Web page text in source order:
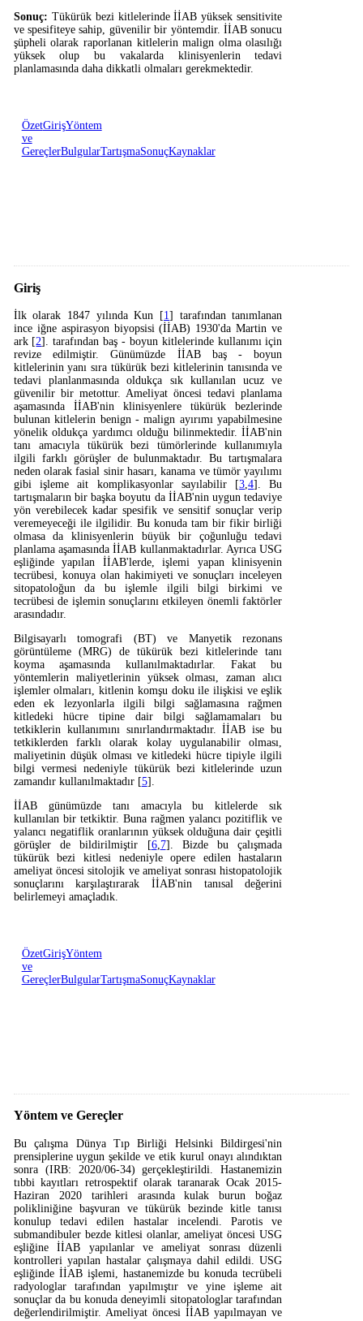
Sonuç: Tükürük bezi kitlelerinde İİAB yüksek sensitivite
ve spesifiteye sahip, güvenilir bir yöntemdir. İİAB sonucu
şüpheli olarak raporlanan kitlelerin malign olma olasılığı
yüksek olup bu vakalarda klinisyenlerin tedavi
planlamasında daha dikkatli olmaları gerekmektedir.
ÖzetGirişYöntem
ve
GereçlerBulgularTartışmaSonuçKaynaklar
Giriş
İlk olarak 1847 yılında Kun [1] tarafından tanımlanan
ince iğne aspirasyon biyopsisi (İİAB) 1930'da Martin ve
ark [2]. tarafından baş - boyun kitlelerinde kullanımı için
revize edilmiştir. Günümüzde İİAB baş - boyun
kitlelerinin yanı sıra tükürük bezi kitlelerinin tanısında ve
tedavi planlanmasında oldukça sık kullanılan ucuz ve
güvenilir bir metottur. Ameliyat öncesi tedavi planlama
aşamasında İİAB'nin klinisyenlere tükürük bezlerinde
bulunan kitlelerin benign - malign ayırımı yapabilmesine
yönelik oldukça yardımcı olduğu bilinmektedir. İİAB'nin
tanı amacıyla tükürük bezi tümörlerinde kullanımıyla
ilgili farklı görüşler de bulunmaktadır. Bu tartışmalara
neden olarak fasial sinir hasarı, kanama ve tümör yayılımı
gibi işleme ait komplikasyonlar sayılabilir [3 ,4]. Bu
tartışmaların bir başka boyutu da İİAB'nin uygun tedaviye
yön verebilecek kadar spesifik ve sensitif sonuçlar verip
veremeyeceği ile ilgilidir. Bu konuda tam bir fikir birliği
olmasa da klinisyenlerin büyük bir çoğunluğu tedavi
planlama aşamasında İİAB kullanmaktadırlar. Ayrıca USG
eşliğinde yapılan İİAB'lerde, işlemi yapan klinisyenin
tecrübesi, konuya olan hakimiyeti ve sonuçları inceleyen
sitopatoloğun da bu işlemle ilgili bilgi birkimi ve
tecrübesi de işlemin sonuçlarını etkileyen önemli faktörler
arasındadır.
Bilgisayarlı tomografi (BT) ve Manyetik rezonans
görüntüleme (MRG) de tükürük bezi kitlelerinde tanı
koyma aşamasında kullanılmaktadırlar. Fakat bu
yöntemlerin maliyetlerinin yüksek olması, zaman alıcı
işlemler olmaları, kitlenin komşu doku ile ilişkisi ve eşlik
eden ek lezyonlarla ilgili bilgi sağlamasına rağmen
kitledeki hücre tipine dair bilgi sağlamamaları bu
tetkiklerin kullanımını sınırlandırmaktadır. İİAB ise bu
tetkiklerden farklı olarak kolay uygulanabilir olması,
maliyetinin düşük olması ve kitledeki hücre tipiyle ilgili
bilgi vermesi nedeniyle tükürük bezi kitlelerinde uzun
zamandır kullanılmaktadır [5].
İİAB günümüzde tanı amacıyla bu kitlelerde sık
kullanılan bir tetkiktir. Buna rağmen yalancı pozitiflik ve
yalancı negatiflik oranlarının yüksek olduğuna dair çeşitli
görüşler de bildirilmiştir [6, 7]. Bizde bu çalışmada
tükürük bezi kitlesi nedeniyle opere edilen hastaların
ameliyat öncesi sitolojik ve ameliyat sonrası histopatolojik
sonuçlarını karşılaştırarak İİAB'nin tanısal değerini
belirlemeyi amaçladık.
ÖzetGirişYöntem
ve
GereçlerBulgularTartışmaSonuçKaynaklar
Yöntem ve Gereçler
Bu çalışma Dünya Tıp Birliği Helsinki Bildirgesi'nin
prensiplerine uygun şekilde ve etik kurul onayı alındıktan
sonra (IRB: 2020/06-34) gerçekleştirildi. Hastanemizin
tıbbi kayıtları retrospektif olarak taranarak Ocak 2015-
Haziran 2020 tarihleri arasında kulak burun boğaz
polikliniğine başvuran ve tükürük bezinde kitle tanısı
konulup tedavi edilen hastalar incelendi. Parotis ve
submandibuler bezde kitlesi olanlar, ameliyat öncesi USG
eşliğine İİAB yapılanlar ve ameliyat sonrası düzenli
kontrolleri yapılan hastalar çalışmaya dahil edildi. USG
eşliğinde İİAB işlemi, hastanemizde bu konuda tecrübeli
radyologlar tarafından yapılmıştır ve yine işleme ait
sonuçlar da bu konuda deneyimli sitopatologlar tarafından
değerlendirilmiştir. Ameliyat öncesi İİAB yapılmayan ve